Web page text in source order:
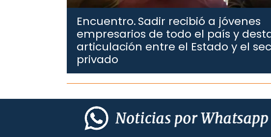
Encuentro.Sadir recibió a jóvenes
empresarios de todo el país y
articulación entre el Estado y el
privado